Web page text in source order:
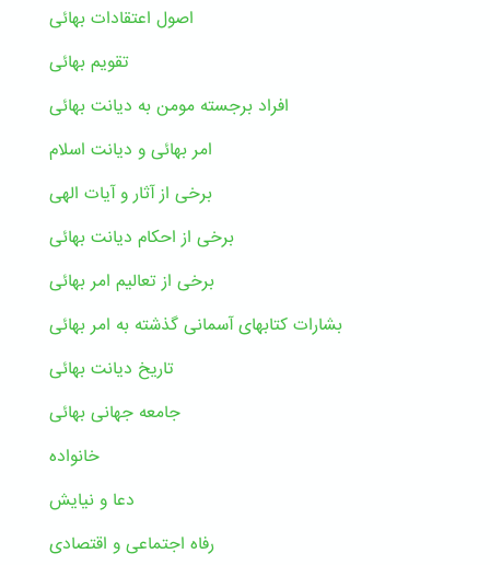
اصول اعتقادات بهائی
تقویم بهائی
افراد برجسته مومن به دیانت بهائی
امر بهائی و دیانت اسلام
برخی از آثار و آیات الهی
برخی از احکام دیانت بهائی
برخی از تعالیم امر بهائی
بشارات کتابهای آسمانی گذشته به امر بهائی
تاریخ دیانت بهائی
جامعه جهانی بهائی
خانواده
دعا و نیایش
رفاه اجتماعی و اقتصادی